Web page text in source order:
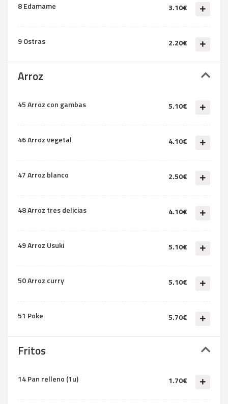
8 Edamame 3.10€
9 Ostras 2.20€
Arroz
45 Arroz con gambas 5.10€
46 Arroz vegetal 4.10€
47 Arroz blanco 2.50€
48 Arroz tres delicias 4.10€
49 Arroz Usuki 5.10€
50 Arroz curry 5.10€
51 Poke 5.70€
Fritos
14 Pan relleno (1u) 1.70€